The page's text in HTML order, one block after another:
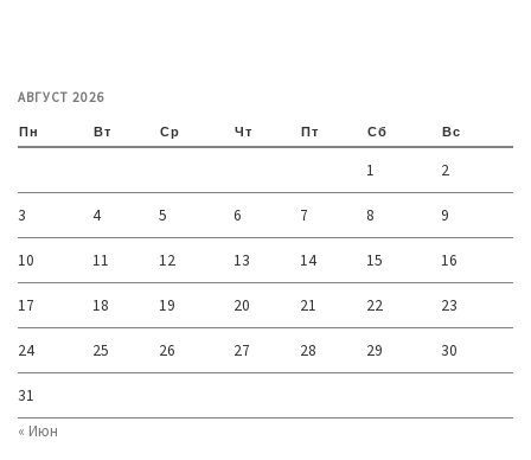
АВГУСТ 2026
Пн Вт Ср Чт Пт Сб Вс
1 2
3 4 5 6 7 8 9
10 11 12 13 14 15 16
17 18 19 20 21 22 23
24 25 26 27 28 29 30
31
« Июн